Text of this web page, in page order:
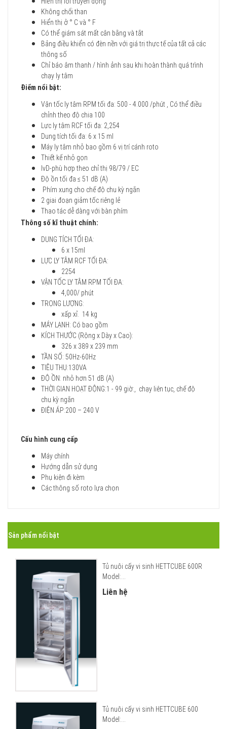
Không chổi than
Hiển thị ở ° C và ° F
Có thể giám sát mất cân bằng và tắt
Bảng điều khiển có đèn nền với giá trị thực tế của tất cả các
thông số
Chỉ báo âm thanh / hình ảnh sau khi hoàn thành quá trình
chạy ly tâm
Điểm nổi bật:
Vận tốc ly tâm RPM tối đa: 500 - 4.000 /phút , Có thể điều
chỉnh theo độ chia 100
Lực ly tâm RCF tối đa: 2,254
Dung tích tối đa: 6 x 15 ml
Máy ly tâm nhỏ bao gồm 6 vị trí cánh roto
Thiết kế nhỏ gọn
IvD-phù hợp theo chỉ thị 98/79 / EC
Độ ồn tối đa ≤ 51 dB (A)
Phím xung cho chế độ chu kỳ ngắn
2 giai đoạn giảm tốc riêng lẻ
Thao tác dễ dàng với bàn phím
Thông số kĩ thuật chính:
DUNG TÍCH TỐI ĐA:
6 x 15ml
LỰC LY TÂM RCF TỐI ĐA:
2254
VẬN TỐC LY TÂM RPM TỐI ĐA:
4,000/ phút
TRỌNG LƯỢNG:
xấp xỉ. 14 kg
MÁY LẠNH: Có bao gồm
KÍCH THƯỚC (Rộng x Dày x Cao):
326 x 389 x 239 mm
TẦN SỐ: 50Hz-60Hz
TIÊU THỤ:130VA
ĐỘ ỒN: nhỏ hơn 51 dB (A)
THỜI GIAN HOẠT ĐỘNG:1 - 99 giờ:, chạy liên tục, chế độ
chu kỳ ngắn
ĐIỆN ÁP:200 – 240 V
Cấu hình cung cấp
Máy chính
Hướng dẫn sử dụng
Phụ kiện đi kèm
Các thông số roto lựa chọn
Sản phẩm nổi bật
Tủ nuôi cấy vi sinh HETTCUBE 600R
Model:...
Liên hệ
Tủ nuôi cấy vi sinh HETTCUBE 600
Model:...